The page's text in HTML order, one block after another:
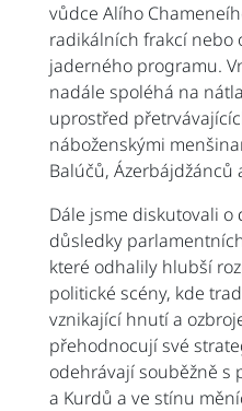
vůdce Alího
radikálních frakcí nebo
jaderného programu.
nadále spoléhá na
uprostřed
náboženskými
Balúčů, Ázerbájdžánců
Dále jsme diskutovali
důsledky
které odhalily hlubší
politické scény, kde
vznikající hnutí a
přehodnocují své
odehrávají souběžně s
a Kurdů a ve stínu